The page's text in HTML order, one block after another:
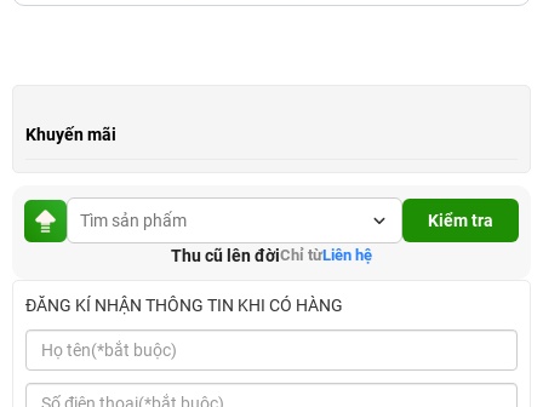
Khuyến mãi
Kiểm tra
Thu cũ lên đờiChỉ từLiên hệ
ĐĂNG KÍ NHẬN THÔNG TIN KHI CÓ HÀNG